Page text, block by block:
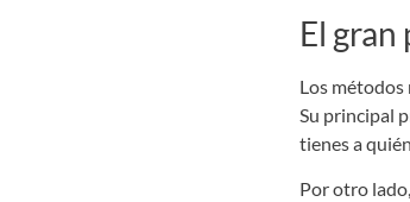
El
Los métodos
Su principal
tienes a
Por otro